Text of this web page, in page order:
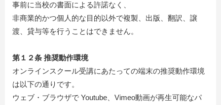
事前に当校の書面による許諾なく、
非商業的かつ個人的な目的以外で複製、出版、翻訳、譲
渡、貸与等を行うことはできません。
第１２条 推奨動作環境
オンラインスクール受講にあたっての端末の推奨動作環境
は以下の通りです。
ウェブ・ブラウザで Youtube、Vimeo動画が再生可能なパ